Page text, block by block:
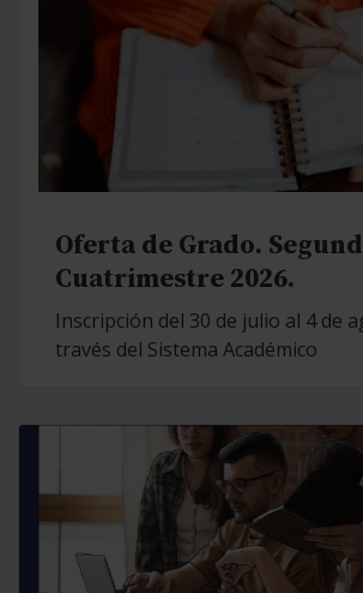
Oferta de Grado.
Cuatrimestre 2026.
Inscripción del 30 de julio al 4 de
través del Sistema Académico